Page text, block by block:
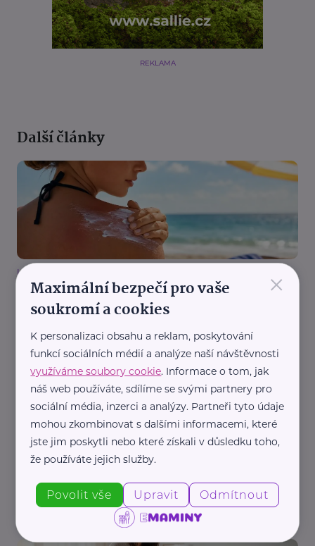
REKLAMA
Další články
Loono, z. s.
Vysoké SPF nestačí. Odborníci vysvětlují proč
Aktuálně Bezpečnost Péče Zdraví
MaVe PR
vaše srdce i zdraví
Bezpečnost Zdraví
×
Maximální bezpečí pro vaše
soukromí a cookies
K personalizaci obsahu a reklam, poskytování
funkcí sociálních médií a analýze naší návštěvnosti
využíváme soubory cookie. Informace o tom, jak
náš web používáte, sdílíme se svými partnery pro
sociální média, inzerci a analýzy. Partneři tyto údaje
mohou zkombinovat s dalšími informacemi, které
jste jim poskytli nebo které získali v důsledku toho,
že používáte jejich služby.
Povolit vše Upravit Odmítnout